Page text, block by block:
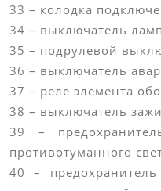
33 – колодка
34 – выключатель
35 – подрулевой
36 – выключатель
37 – реле элемента
38 – выключатель
39 –
противотуманного
40 –